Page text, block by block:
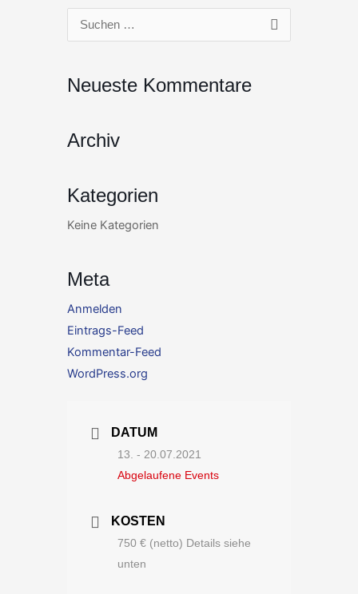
Suchen
Neueste Kommentare
Archiv
Kategorien
Keine Kategorien
Meta
Anmelden
Eintrags-Feed
Kommentar-Feed
WordPress.org
DATUM
13. - 20.07.2021
Abgelaufene Events
KOSTEN
750 € (netto) Details siehe
unten